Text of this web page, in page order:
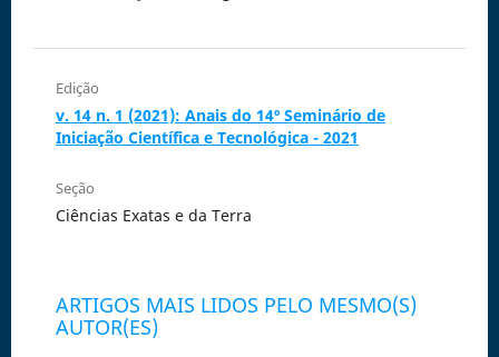
Edição
v. 14 n. 1 (2021): Anais do 14º Seminário de
Iniciação Científica e Tecnológica - 2021
Seção
Ciências Exatas e da Terra
ARTIGOS MAIS LIDOS PELO MESMO(S)
AUTOR(ES)